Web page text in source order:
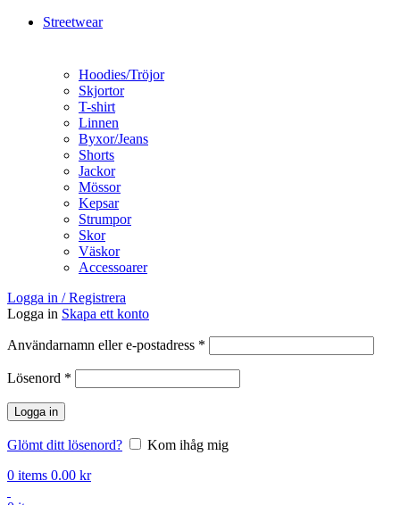
Streetwear
Hoodies/Tröjor
Skjortor
T-shirt
Linnen
Byxor/Jeans
Shorts
Jackor
Mössor
Kepsar
Strumpor
Skor
Väskor
Accessoarer
Logga in / Registrera
Logga in Skapa ett konto
Användarnamn eller e-postadress *
Lösenord *
Logga in
Glömt ditt lösenord?
Kom ihåg mig
0 items 0.00 kr